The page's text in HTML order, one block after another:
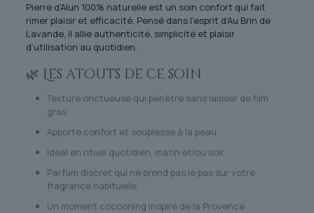
Pierre d’Alun 100% naturelle est un soin confort qui fait
rimer plaisir et efficacité. Pensé dans l’esprit d’Au Brin de
Lavande, il allie authenticité, simplicité et plaisir
d’utilisation au quotidien.
🌿 Les atouts de ce soin
Texture onctueuse qui pénètre sans laisser de film
gras
Apporte confort et souplesse à la peau
Idéal en rituel quotidien, matin et/ou soir
Parfum discret qui ne prend pas le pas sur votre
fragrance habituelle
Un moment cocooning inspiré de la Provence